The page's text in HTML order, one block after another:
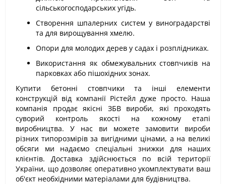
сільськогосподарських угідь.
Створення шпалерних систем у виноградарстві
та для вирощування хмелю.
Опори для молодих дерев у садах і розплідниках.
Використання як обмежувальних стовпчиків на
парковках або пішохідних зонах.
Купити бетонні стовпчики та інші елементи
конструкцій від компанії Рістейл дуже просто. Наша
компанія продає якісні ЗБВ вироби, які проходять
суворий контроль якості на кожному етапі
виробництва. У нас ви можете замовити вироби
різних типорозмірів за вигідними цінами, а на великі
обсяги ми надаємо спеціальні знижки для наших
клієнтів. Доставка здійснюється по всій території
України, що дозволяє оперативно укомплектувати ваш
об'єкт необхідними матеріалами для будівництва.